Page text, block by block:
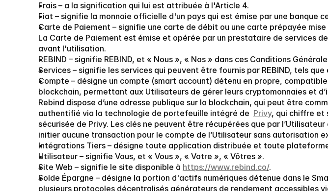
Frais – a la signification qui lui est attribuée à l'Article 4.
Fiat – signifie la monnaie officielle d'un pays qui est émise par une banque
Carte de Paiement – signifie une carte de débit ou une carte prépayée
La Carte de Paiement est émise et opérée par un prestataire de services
avant l'utilisation.
REBIND – signifie REBIND, et « Nous », « Nos » dans ces Conditions
Services – signifie les services qui peuvent être fournis par REBIND, tels
Compte – désigne un compte (smart account) détenu en propre,
blockchain, permettant aux Utilisateurs de gérer leurs cryptomonnaies et
Rebind dispose d’une adresse publique sur la blockchain, qui peut être
authentifié via la technologie de portefeuille intégré de Privy, qui chiffre et
sécurisée de Privy. Les clés ne peuvent être récupérées que par
initier aucune transaction pour le compte de l’Utilisateur sans autorisation
Intégrations Tiers – désigne toute application distribuée et toute
Utilisateur – signifie Vous, et « Vous », « Votre », « Vôtres ».
Site Web – signifie le site disponible à https://www.rebind.co/.
Solde Épargne – désigne la portion d'actifs numériques détenue dans le
plusieurs protocoles décentralisés générateurs de rendement